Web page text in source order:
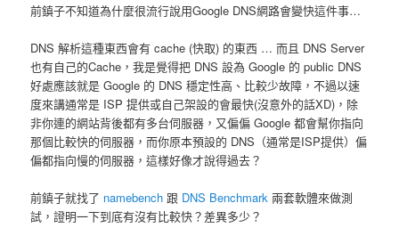
前鎮子不知道為什麼很流行說用Google DNS網路會變快這件事…
DNS 解析這種東西會有 cache (快取) 的東西 … 而且 DNS Server
也有自己的Cache，我是覺得把 DNS 設為 Google 的 public DNS
好處應該就是 Google 的 DNS 穩定性高、比較少故障，不過以速
度來講通常是 ISP 提供或自己架設的會最快(沒意外的話XD)，除
非你連的網站背後都有多台伺服器，又偏偏 Google 都會幫你指向
那個比較快的伺服器，而你原本預設的 DNS（通常是ISP提供）偏
偏都指向慢的伺服器，這樣好像才說得過去？
前鎮子就找了 namebench 跟 DNS Benchmark 兩套軟體來做測
試，證明一下到底有沒有比較快？差異多少？